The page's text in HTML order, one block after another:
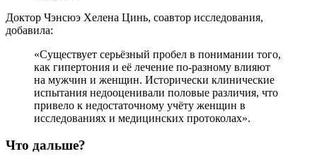
Доктор Чэнсюэ Хелена Цинь, соавтор исследования,
добавила:
«Существует серьёзный пробел в понимании того,
как гипертония и её лечение по-разному влияют
на мужчин и женщин. Исторически клинические
испытания недооценивали половые различия, что
привело к недостаточному учёту женщин в
исследованиях и медицинских протоколах».
Что дальше?